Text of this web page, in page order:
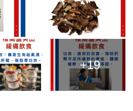
+19